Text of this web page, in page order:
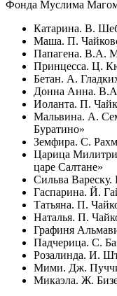
Фонда Муслима
Катарина. В.
Маша. П.
Папагена. В.А.
Принцесса. Ц.
Бетан. А.
Донна Анна.
Иоланта. П.
Мальвина. А.
Буратино»
Земфира. С.
Царица
царе Салтане»
Сильва
Гаспарина. Й.
Татьяна. П.
Наталья. П.
Графиня
Падчерица. С.
Розалинда. И.
Мими. Дж.
Микаэла. Ж.